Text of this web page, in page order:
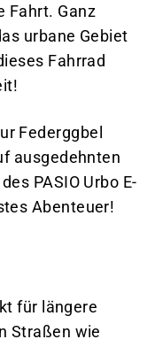
Fahrt. Ganz
urbane Gebiet
Fahrrad
Federggbel
ausgedehnten
PASIO Urbo E-
Abenteuer!
für längere
Straßen wie